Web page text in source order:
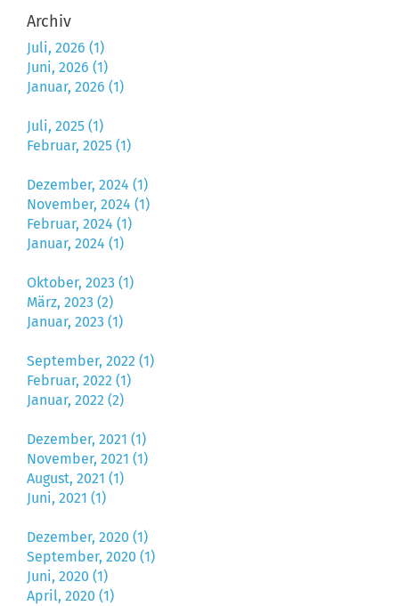
Archiv
Juli, 2026 (1)
Juni, 2026 (1)
Januar, 2026 (1)
Juli, 2025 (1)
Februar, 2025 (1)
Dezember, 2024 (1)
November, 2024 (1)
Februar, 2024 (1)
Januar, 2024 (1)
Oktober, 2023 (1)
März, 2023 (2)
Januar, 2023 (1)
September, 2022 (1)
Februar, 2022 (1)
Januar, 2022 (2)
Dezember, 2021 (1)
November, 2021 (1)
August, 2021 (1)
Juni, 2021 (1)
Dezember, 2020 (1)
September, 2020 (1)
Juni, 2020 (1)
April, 2020 (1)